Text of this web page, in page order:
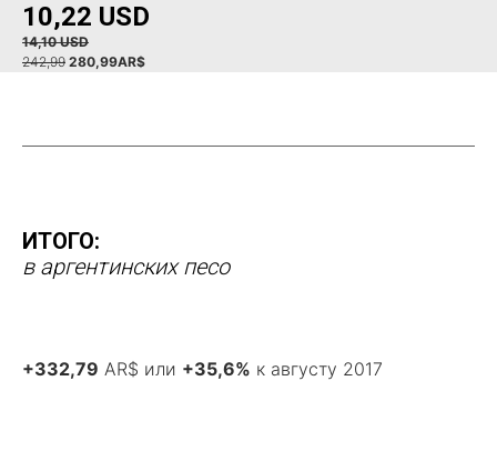
10,22 USD
14,10 USD
242,99 280,99AR$
ИТОГО:
в аргентинских песо
+332,79 AR$ или +35,6% к августу 2017